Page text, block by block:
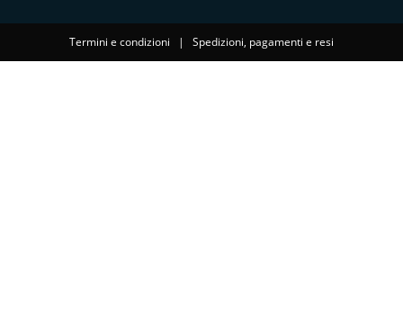
Termini e condizioni | Spedizioni, pagamenti e resi